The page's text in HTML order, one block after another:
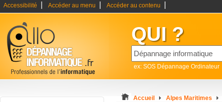
Accessibilité Accéder au menu Accéder au contenu
QUI ?
ex: SOS Dépannage Ordinateur
Accueil Alpes Maritimes